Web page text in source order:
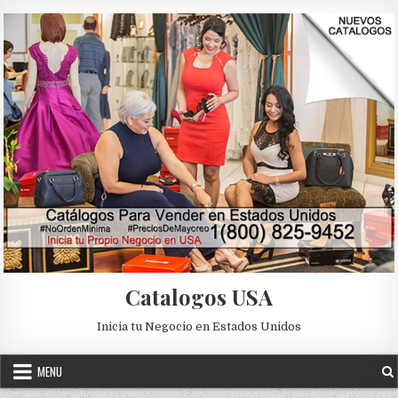
Catalogos USA
Inicia tu Negocio en Estados Unidos
MENU